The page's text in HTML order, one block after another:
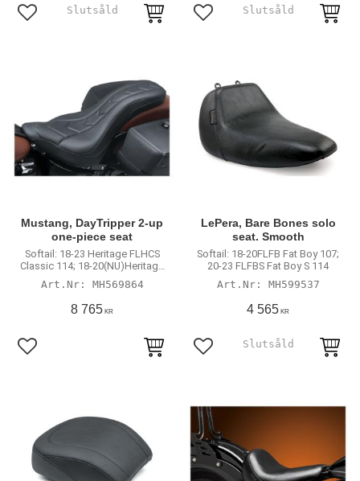
Lägg till i favoriter Lägg till i favoriter
Mustang, DayTripper 2-up
one-piece seat
Softail: 18-23 Heritage FLHCS
Classic 114; 18-20(NU)Heritage
FLHC Classic 107; 18-
20(NU)FLDE Deluxe 107
MH569864
8 765 KR
Lägg till i favoriter
LePera, Bare Bones solo
seat. Smooth
Softail: 18-20FLFB Fat Boy 107;
20-23 FLFBS Fat Boy S 114
MH599537
4 565 KR
Lägg till i favoriter